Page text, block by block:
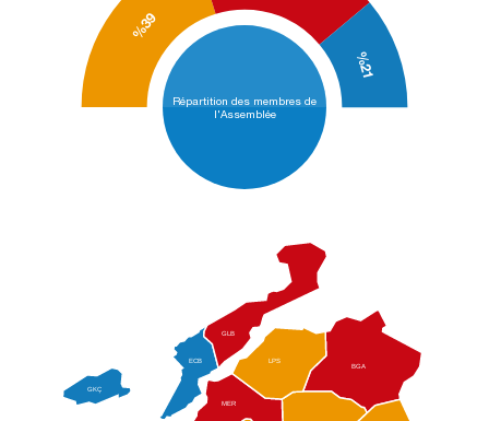
%39
%21
Répartition des membres de
l'Assemblée
BGA
MER
ECB
GLB
GKÇ
LPS